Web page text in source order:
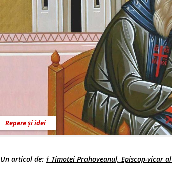
Repere și idei
Un articol de: † Timotei Prahoveanul, Episcop-vicar